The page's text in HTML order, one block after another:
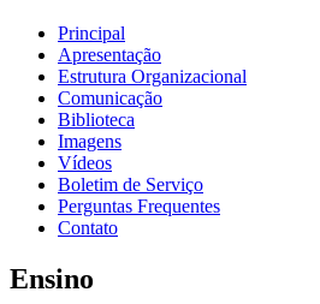
Principal
Apresentação
Estrutura Organizacional
Comunicação
Biblioteca
Imagens
Vídeos
Boletim de Serviço
Perguntas Frequentes
Contato
Ensino